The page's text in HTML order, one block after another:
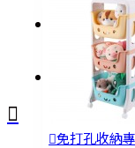
免打孔收納